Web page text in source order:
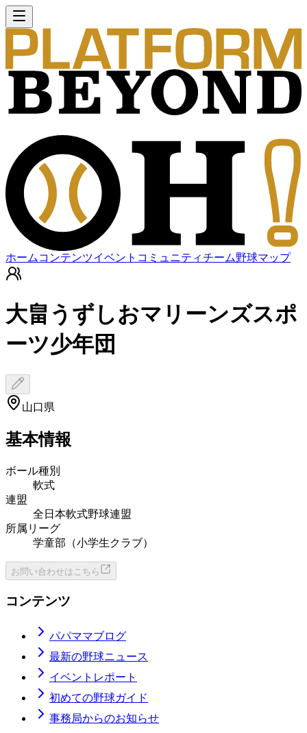
ホーム コンテンツイベント コミュニティチーム野球マップ
大畠うずしおマリーンズスポ
ーツ少年団
山口県
基本情報
ボール種別
軟式
連盟
全日本軟式野球連盟
所属リーグ
学童部（小学生クラブ）
お問い合わせはこちら
コンテンツ
パパママブログ
最新の野球ニュース
イベントレポート
初めての野球ガイド
事務局からのお知らせ